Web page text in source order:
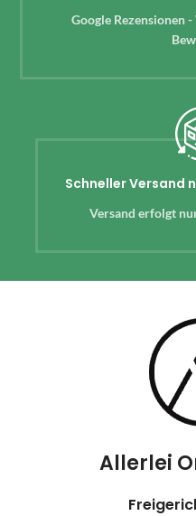
Google Rezensionen
Schneller Versand
Versand erfolgt
Allerlei